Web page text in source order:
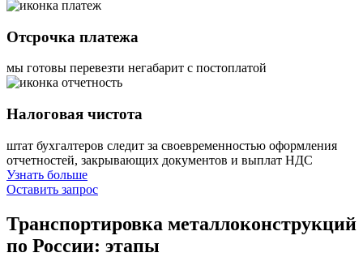
Отсрочка платежа
мы готовы перевезти негабарит с постоплатой
Налоговая чистота
штат бухгалтеров следит за своевременностью оформления
отчетностей, закрывающих документов и выплат НДС
Узнать больше
Оставить запрос
Транспортировка металлоконструкций
по России: этапы